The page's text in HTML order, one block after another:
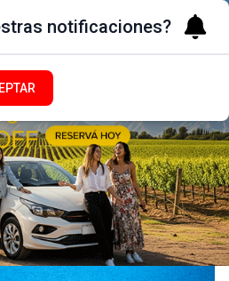
notificaciones?